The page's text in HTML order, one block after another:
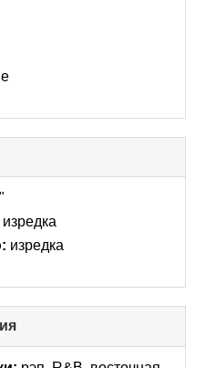
изредка
изредка
to
collapse